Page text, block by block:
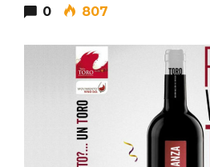
0 807